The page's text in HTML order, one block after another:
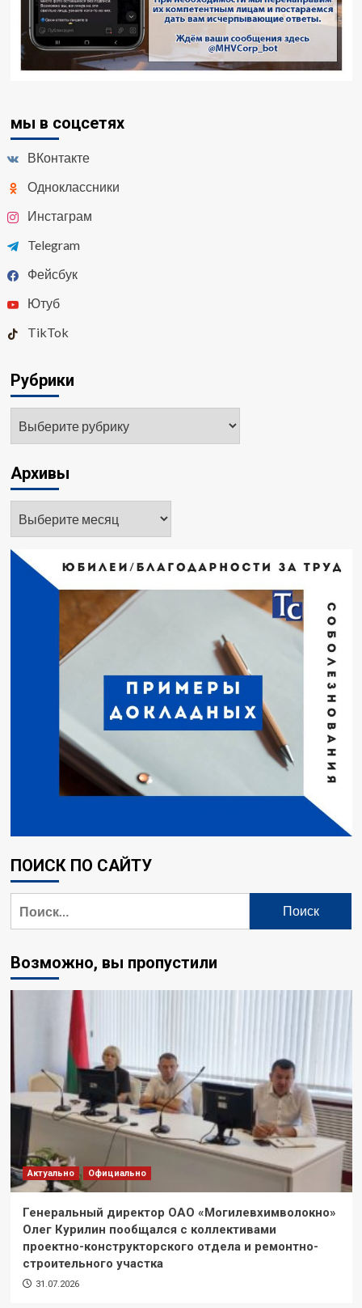
мы в соцсетях
ВКонтакте
Одноклассники
Инстаграм
Telegram
Фейсбук
Ютуб
TikTok
Рубрики
Архивы
ПОИСК ПО САЙТУ
Возможно, вы пропустили
Актуально Официально
Генеральный директор ОАО «Могилевхимволокно»
Олег Курилин пообщался с коллективами
проектно-конструкторского отдела и ремонтно-
строительного участка
31.07.2026